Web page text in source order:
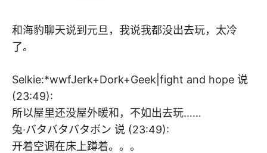
和海豹聊天说到元旦，我说我都没出去玩，太冷
了。
Selkie:*wwfJerk+Dork+Geek|fight and hope 说
(23:49):
所以屋里还没屋外暖和，不如出去玩……
兔·バタバタバタボン 说 (23:49):
开着空调在床上蹲着。。。